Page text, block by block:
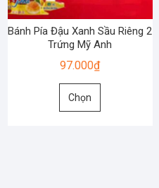
Bánh Pía Đậu Xanh Sầu Riêng 2
Trứng Mỹ Anh
97.000₫
Chọn
Sản